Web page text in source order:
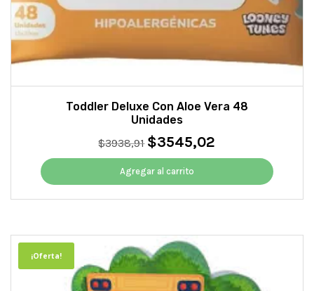
Toddler Deluxe Con Aloe Vera 48
Unidades
$3938,91 El
precio
original
era:
$3938,91.
$3545,02
precio
es:
$3545,02.
Agregar al carrito
¡Oferta!